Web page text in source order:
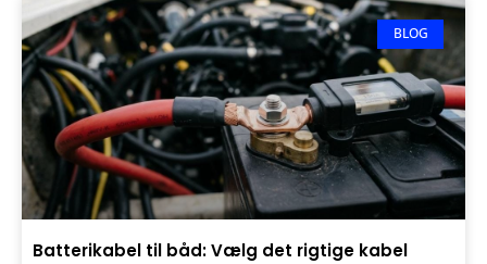
BLOG
Batterikabel til båd: Vælg det rigtige kabel